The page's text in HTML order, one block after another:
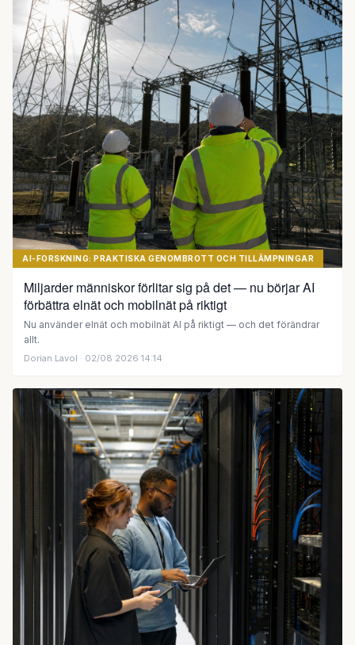
AI-FORSKNING: PRAKTISKA GENOMBROTT OCH TILLÄMPNINGAR
Miljarder människor förlitar sig på det — nu börjar AI
förbättra elnät och mobilnät på riktigt
Nu använder elnät och mobilnät AI på riktigt — och det förändrar
allt.
Dorian Lavol · 02/08 2026 14:14